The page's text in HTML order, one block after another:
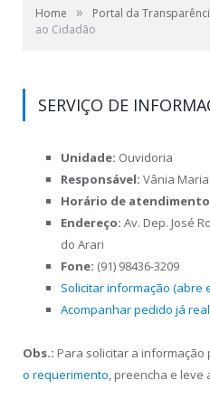
Home » Portal da
ao Cidadão
SERVIÇO DE
Unidade: Ouvidoria
Responsável: Vânia
Horário de
Endereço: Av. Dep. José
do Arari
Fone: (91) 98436-3209
Solicitar informação (abre
Acompanhar pedido já
Obs.: Para solicitar a informação
o requerimento, preencha e leve